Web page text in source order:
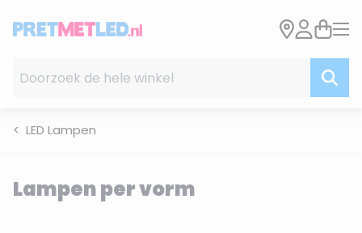
LED Lampen
Lampen per vorm